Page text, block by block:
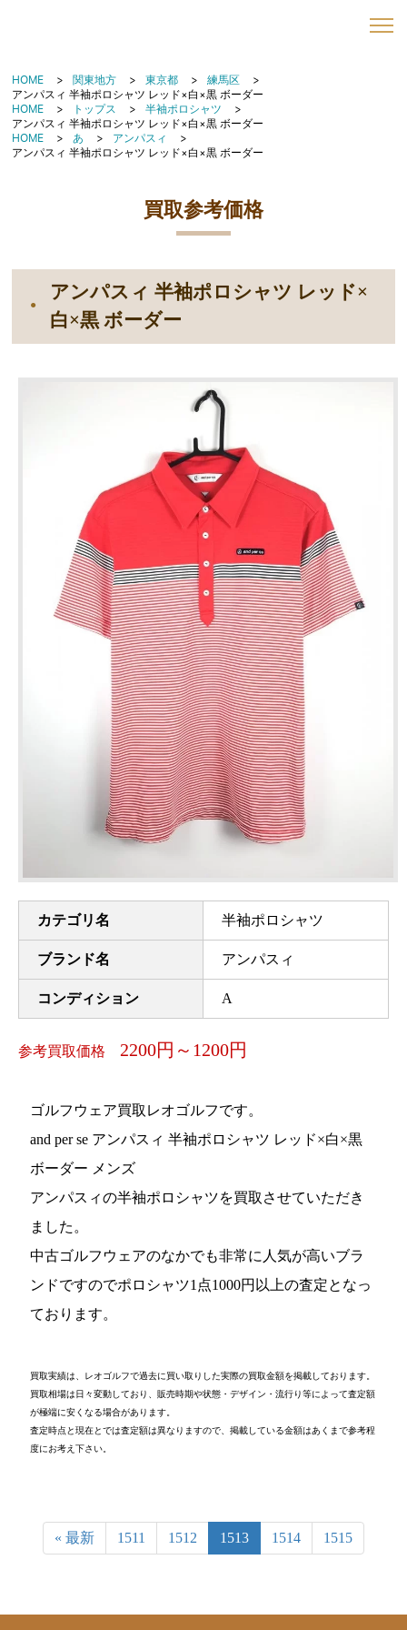
HOME 関東地方 東京都
練馬区
アンパスィ 半袖ポロシャツ レッド×白×黒 ボーダー
HOME
トップス
半袖ポロシャツ
アンパスィ 半袖ポロシャツ レッド×白×黒 ボーダー
HOME
あ
アンパスィ
アンパスィ 半袖ポロシャツ レッド×白×黒 ボーダー
買取参考価格
アンパスィ 半袖ポロシャツ レッド×
白×黒 ボーダー
カテゴリ名 半袖ポロシャツ
ブランド名 アンパスィ
コンディション A
参考買取価格 2200円～1200円
ゴルフウェア買取レオゴルフです。
and per se アンパスィ 半袖ポロシャツ レッド×白×黒
ボーダー メンズ
アンパスィの半袖ポロシャツを買取させていただき
ました。
中古ゴルフウェアのなかでも非常に人気が高いブラ
ンドですのでポロシャツ1点1000円以上の査定となっ
ております。
買取実績は、レオゴルフで過去に買い取りした実際の買取金額を掲載しております。
買取相場は日々変動しており、販売時期や状態・デザイン・流行り等によって査定額
が極端に安くなる場合があります。
査定時点と現在とでは査定額は異なりますので、掲載している金額はあくまで参考程
度にお考え下さい。
« 最新 1511 1512 1513 1514 1515